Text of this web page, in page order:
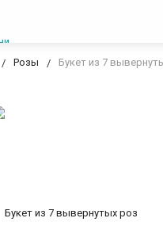
Розы Букет из 7